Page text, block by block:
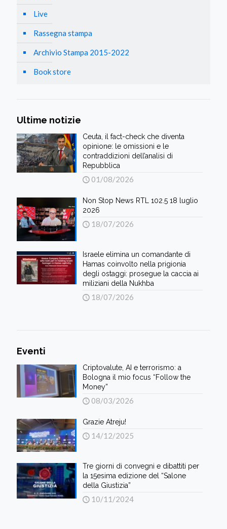
Live
Rassegna stampa
Archivio Stampa 2015-2022
Book store
Ultime notizie
Ceuta, il fact-check che diventa
opinione: le omissioni e le
contraddizioni dell’analisi di
Repubblica
01/08/2026
Non Stop News RTL 102.5 18 luglio
2026
18/07/2026
Israele elimina un comandante di
Hamas coinvolto nella prigionia
degli ostaggi: prosegue la caccia ai
miliziani della Nukhba
18/07/2026
Eventi
Criptovalute, AI e terrorismo: a
Bologna il mio focus “Follow the
Money”
08/03/2026
Grazie Atreju!
14/12/2025
Tre giorni di convegni e dibattiti per
la 15esima edizione del “Salone
della Giustizia”
10/11/2024